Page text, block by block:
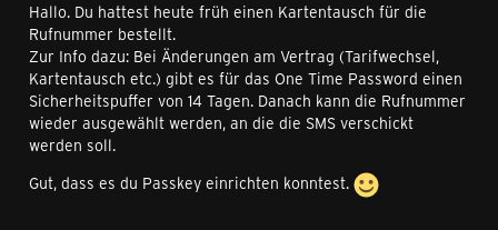
Hallo. Du hattest heute früh einen Kartentausch für die
Rufnummer bestellt.
Zur Info dazu: Bei Änderungen am Vertrag (Tarifwechsel,
Kartentausch etc.) gibt es für das One Time Password einen
Sicherheitspuffer von 14 Tagen. Danach kann die Rufnummer
wieder ausgewählt werden, an die die SMS verschickt
werden soll.
Gut, dass es du Passkey einrichten konntest.